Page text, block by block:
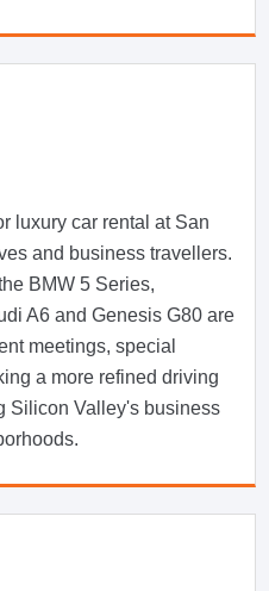
luxury car rental at San
and business travellers.
BMW 5 Series,
A6 and Genesis G80 are
meetings, special
a more refined driving
Silicon Valley's business